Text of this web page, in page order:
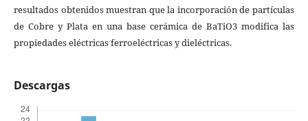
resultados obtenidos muestran que la incorporación de partículas
de Cobre y Plata en una base cerámica de BaTiO3 modifica las
propiedades eléctricas ferroeléctricas y dieléctricas.
Descargas